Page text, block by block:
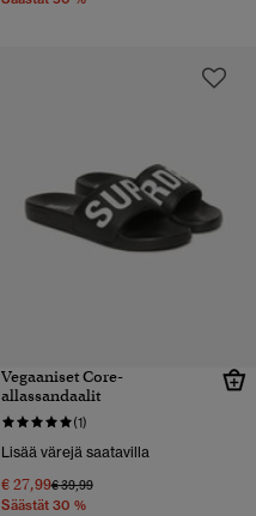
Vegaaniset Core-
allassandaalit
(1)
Lisää värejä saatavilla
€ 27,99Hinta alennettu hinnasta
€ 39,99hintaan
Säästät 30 %